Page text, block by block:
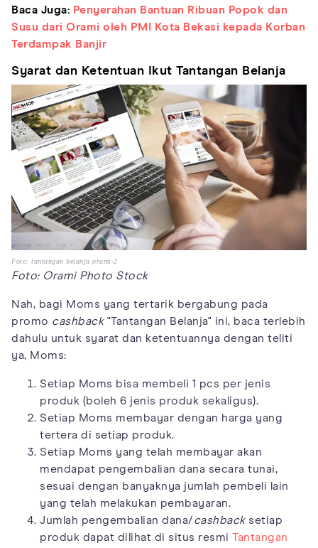
Baca Juga: Penyerahan Bantuan Ribuan Popok dan
Susu dari Orami oleh PMI Kota Bekasi kepada Korban
Terdampak Banjir
Syarat dan Ketentuan Ikut Tantangan Belanja
Foto: tantangan belanja orami-2
Foto: Orami Photo Stock
Nah, bagi Moms yang tertarik bergabung pada
promo cashback"Tantangan Belanja" ini, baca terlebih
dahulu untuk syarat dan ketentuannya dengan teliti
ya, Moms:
Setiap Moms bisa membeli 1 pcs per jenis
produk (boleh 6 jenis produk sekaligus).
Setiap Moms membayar dengan harga yang
tertera di setiap produk.
Setiap Moms yang telah membayar akan
mendapat pengembalian dana secara tunai,
sesuai dengan banyaknya jumlah pembeli lain
yang telah melakukan pembayaran.
Jumlah pengembalian dana/cashbacksetiap
produk dapat dilihat di situs resmi Tantangan